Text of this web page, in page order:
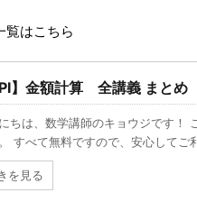
はこちら
】金額計算 全講義 まとめ
ちは、数学講師のキョウジです！
すべて無料ですので、安心して
を見る